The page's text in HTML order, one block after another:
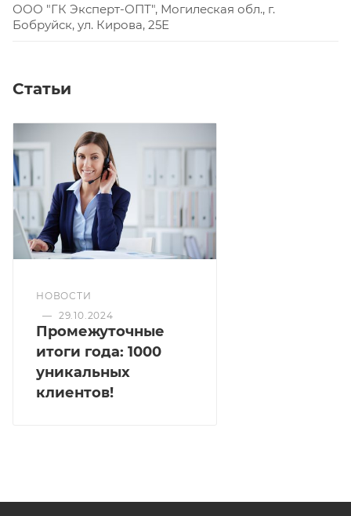
ООО "ГК Эксперт-ОПТ", Могилеская обл., г.
Бобруйск, ул. Кирова, 25Е
Статьи
НОВОСТИ
— 29.10.2024
Промежуточные
итоги года: 1000
уникальных
клиентов!